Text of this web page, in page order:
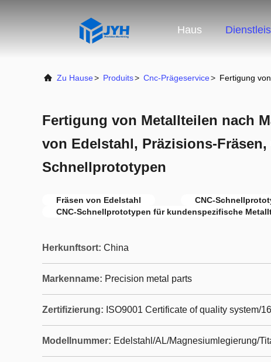
Haus
Zu Hause> Produits> Cnc-Prägeservice> Fertigung
Fertigung von Metallteilen nach
von Edelstahl, Präzisions-Fräsen,
Schnellprototypen
Fräsen von Edelstahl
CNC-
CNC-Schnellprototypen für kundenspezifische
Herkunftsort: China
Markenname: Precision metal parts
Zertifizierung: ISO9001 Certificate of quality system/
Modellnummer: Edelstahl/AL/Magnesiumlegierung/